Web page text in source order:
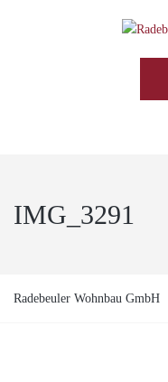
IMG_3291
Radebeuler Wohnbau GmbH